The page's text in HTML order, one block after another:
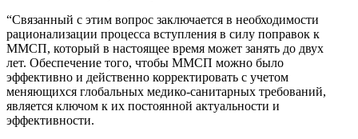
“Связанный с этим вопрос заключается в необходимости
рационализации процесса вступления в силу поправок к
ММСП, который в настоящее время может занять до двух
лет. Обеспечение того, чтобы ММСП можно было
эффективно и действенно корректировать с учетом
меняющихся глобальных медико-санитарных требований,
является ключом к их постоянной актуальности и
эффективности.